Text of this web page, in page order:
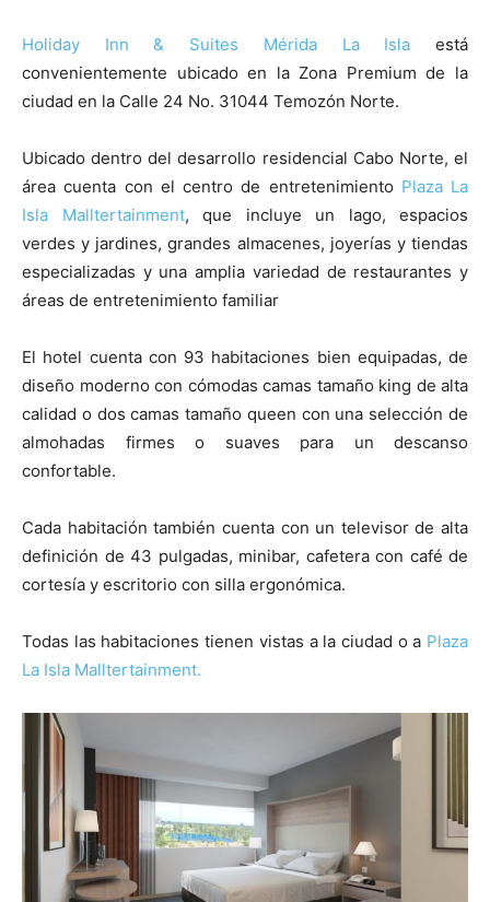
Holiday Inn & Suites Mérida La Isla está
convenientemente ubicado en la Zona Premium de la
ciudad en la Calle 24 No. 31044 Temozón Norte.
Ubicado dentro del desarrollo residencial Cabo Norte, el
área cuenta con el centro de entretenimiento Plaza La
Isla Malltertainment, que incluye un lago, espacios
verdes y jardines, grandes almacenes, joyerías y tiendas
especializadas y una amplia variedad de restaurantes y
áreas de entretenimiento familiar
El hotel cuenta con 93 habitaciones bien equipadas, de
diseño moderno con cómodas camas tamaño king de alta
calidad o dos camas tamaño queen con una selección de
almohadas firmes o suaves para un descanso
confortable.
Cada habitación también cuenta con un televisor de alta
definición de 43 pulgadas, minibar, cafetera con café de
cortesía y escritorio con silla ergonómica.
Todas las habitaciones tienen vistas a la ciudad o a Plaza
La Isla Malltertainment.